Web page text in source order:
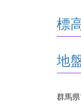
標
地
群馬